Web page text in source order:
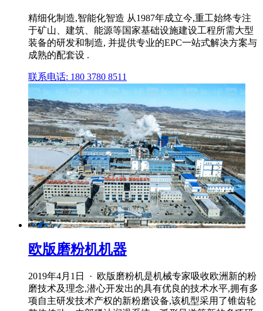
精细化制造,智能化智造 从1987年成立今,重工始终专注
于矿山、建筑、能源等国家基础设施建设工程所需大型
装备的研发和制造, 并提供专业的EPC一站式解决方案与
成熟的配套设 .
联系电话: 180 3780 8511
欧版磨粉机机器
2019年4月1日 · 欧版磨粉机是机械专家吸收欧洲新的粉
磨技术及理念,潜心开发出的具有优良的技术水平,拥有多
项自主研发技术产权的新粉磨设备,该机型采用了锥齿轮